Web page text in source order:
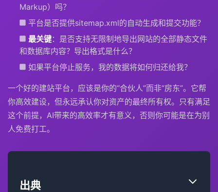
Markup）吗？
平台是否提供sitemap.xml的自动生成和提交功能？
最关键：是否支持无限制地导出网站的全部静态文件
和数据库内容？导出格式是什么？
如果平台停止服务，我的数据将如何归还给我？
一个好的建站平台，应该是你的“合伙人”而非“房东”。它帮
你高效建设，但永远承认你对资产的最终所有权。只有满足
这个前提，AI带来的高效率才有意义，否则你可能是在为别
人免费打工。
出典